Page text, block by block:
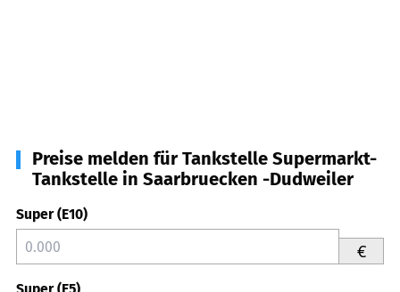
Preise melden für Tankstelle Supermarkt-
Tankstelle in Saarbruecken -Dudweiler
Super (E10)
€